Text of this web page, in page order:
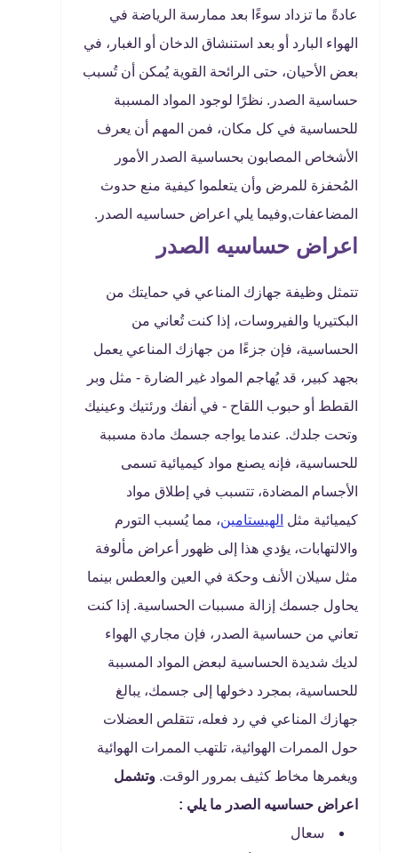
عادةً ما تزداد سوءًا بعد ممارسة الرياضة في
الهواء البارد أو بعد استنشاق الدخان أو الغبار، في
بعض الأحيان، حتى الرائحة القوية يُمكن أن تُسبب
حساسية الصدر. نظرًا لوجود المواد المسببة
للحساسية في كل مكان، فمن المهم أن يعرف
الأشخاص المصابون بحساسية الصدر الأمور
المُحفزة للمرض وأن يتعلموا كيفية منع حدوث
المضاعفات,وفيما يلي اعراض حساسيه الصدر.
اعراض حساسيه الصدر
تتمثل وظيفة جهازك المناعي في حمايتك من
البكتيريا والفيروسات، إذا كنت تُعاني من
الحساسية، فإن جزءًا من جهازك المناعي يعمل
بجهد كبير، قد يُهاجم المواد غير الضارة - مثل وبر
القطط أو حبوب اللقاح - في أنفك ورئتيك وعينيك
وتحت جلدك. عندما يواجه جسمك مادة مسببة
للحساسية، فإنه يصنع مواد كيميائية تسمى
الأجسام المضادة، تتسبب في إطلاق مواد
كيميائية مثل الهيستامين، مما يُسبب التورم
والالتهابات، يؤدي هذا إلى ظهور أعراض مألوفة
مثل سيلان الأنف وحكة في العين والعطس بينما
يحاول جسمك إزالة مسببات الحساسية. إذا كنت
تعاني من حساسية الصدر، فإن مجاري الهواء
لديك شديدة الحساسية لبعض المواد المسببة
للحساسية، بمجرد دخولها إلى جسمك، يبالغ
جهازك المناعي في رد فعله، تتقلص العضلات
حول الممرات الهوائية، تلتهب الممرات الهوائية
ويغمرها مخاط كثيف بمرور الوقت. وتشمل
اعراض حساسيه الصدر ما يلي :
سعال